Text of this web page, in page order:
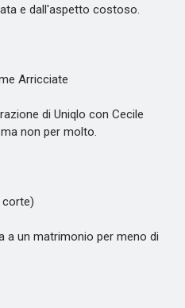
e dall'aspetto costoso.
Arricciate
di Uniqlo con Cecile
non per molto.
un matrimonio per meno di